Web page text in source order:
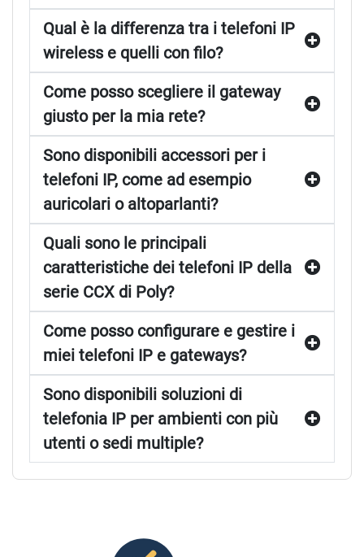
Qual è la differenza tra i telefoni IP
wireless e quelli con filo?
Come posso scegliere il gateway
giusto per la mia rete?
Sono disponibili accessori per i
telefoni IP, come ad esempio
auricolari o altoparlanti?
Quali sono le principali
caratteristiche dei telefoni IP della
serie CCX di Poly?
Come posso configurare e gestire i
miei telefoni IP e gateways?
Sono disponibili soluzioni di
telefonia IP per ambienti con più
utenti o sedi multiple?